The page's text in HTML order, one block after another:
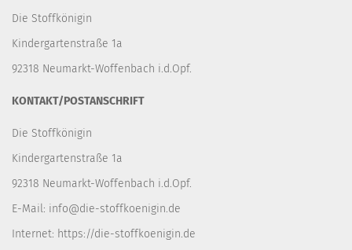
Die Stoffkönigin
Kindergartenstraße 1a
92318 Neumarkt-Woffenbach i.d.Opf.
KONTAKT/POSTANSCHRIFT
Die Stoffkönigin
Kindergartenstraße 1a
92318 Neumarkt-Woffenbach i.d.Opf.
E-Mail: info@die-stoffkoenigin.de
Internet: https://die-stoffkoenigin.de